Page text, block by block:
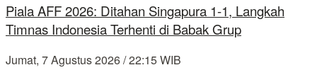
Piala AFF 2026: Ditahan Singapura 1-1, Langkah
Timnas Indonesia Terhenti di Babak Grup
Jumat, 7 Agustus 2026 / 22:15 WIB